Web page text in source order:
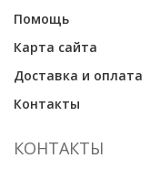
Помощь
Карта сайта
Доставка и оплата
Контакты
КОНТАКТЫ